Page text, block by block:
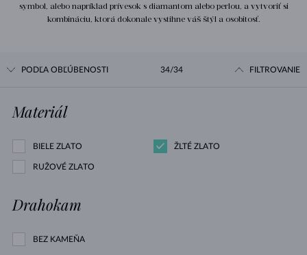
symbol, alebo napríklad prívesok s diamantom alebo perlou, a vytvoriť si
kombináciu, ktorá dokonale vystihne váš štýl a osobitosť.
PODĽA OBĽÚBENOSTI 34/34 FILTROVANIE
Materiál
BIELE ZLATO ŽLTÉ ZLATO
RUŽOVÉ ZLATO
Drahokam
BEZ KAMEŇA